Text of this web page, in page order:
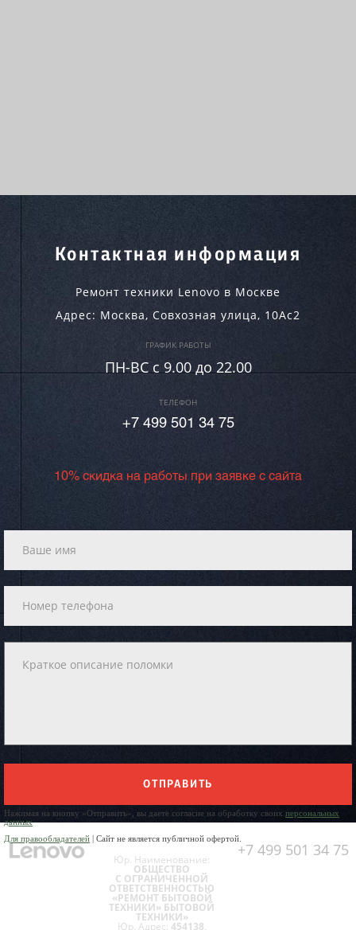
Контактная информация
Ремонт техники Lenovo в Москве
Адрес: Москва, Совхозная улица, 10Ас2
ГРАФИК РАБОТЫ
ПН-ВC c 9.00 до 22.00
ТЕЛЕФОН
+7 499 501 34 75
10% скидка на работы при заявке с сайта
ОТПРАВИТЬ
Нажимая на кнопку «Отправить», вы даете согласие на обработку своих персональных
данных
Для правообладателей | Сайт не является публичной офертой.
+7 499 501 34 75
Юр. Наименование:
ОБЩЕСТВО
С ОГРАНИЧЕННОЙ
ОТВЕТСТВЕННОСТЬЮ
«РЕМОНТ БЫТОВОЙ
ТЕХНИКИ» БЫТОВОЙ
ТЕХНИКИ»
Юр. Адрес: 454138,